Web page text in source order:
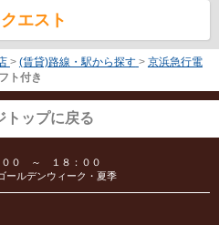
エスト
> (賃貸)路線・駅から探す > 京浜急行電
ト付き
トップに戻る
００ ～ １８：００
ールデンウィーク・夏季